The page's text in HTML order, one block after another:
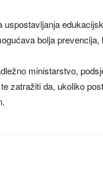
bolja
ministarstvo,
zatražiti da, ukoliko